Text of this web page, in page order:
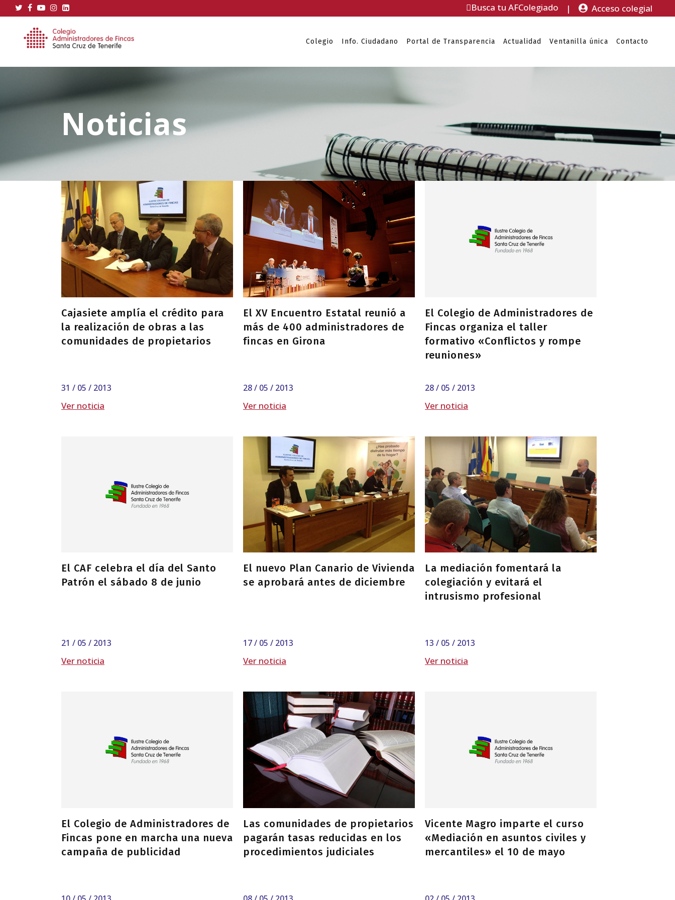
Busca tu AFColegiado | Acceso colegial
Colegio Info. Ciudadano Portal de Transparencia Actualidad Ventanilla única Contacto
Noticias
Cajasiete amplía el crédito para
la realización de obras a las
comunidades de propietarios
31 / 05 / 2013
Ver noticia
El XV Encuentro Estatal reunió a
más de 400 administradores de
fincas en Girona
28 / 05 / 2013
Ver noticia
El Colegio de Administradores de
Fincas organiza el taller
formativo «Conflictos y rompe
reuniones»
28 / 05 / 2013
Ver noticia
El CAF celebra el día del Santo
Patrón el sábado 8 de junio
21 / 05 / 2013
Ver noticia
El nuevo Plan Canario de Vivienda
se aprobará antes de diciembre
17 / 05 / 2013
Ver noticia
La mediación fomentará la
colegiación y evitará el
intrusismo profesional
13 / 05 / 2013
Ver noticia
El Colegio de Administradores de
Fincas pone en marcha una nueva
campaña de publicidad
Las comunidades de propietarios
pagarán tasas reducidas en los
procedimientos judiciales
Vicente Magro imparte el curso
«Mediación en asuntos civiles y
mercantiles» el 10 de mayo